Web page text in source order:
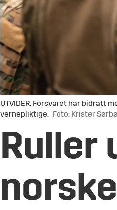
UTVIDER: Forsvaret har bidratt
vernepliktige.
Foto: Krister
Ruller